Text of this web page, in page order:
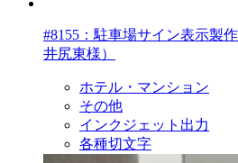
#8155：駐車場サイン表示製
井尻東様）
ホテル・マンション
その他
インクジェット出力
各種切文字